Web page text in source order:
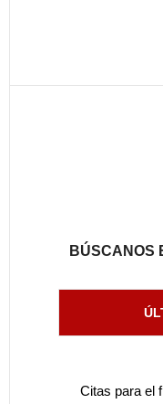
BÚSCANOS
Citas para el